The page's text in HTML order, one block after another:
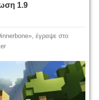
1.9
έγραψε στο